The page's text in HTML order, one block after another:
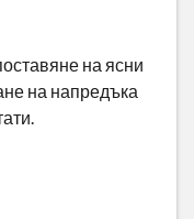
на ясни
на напредъка